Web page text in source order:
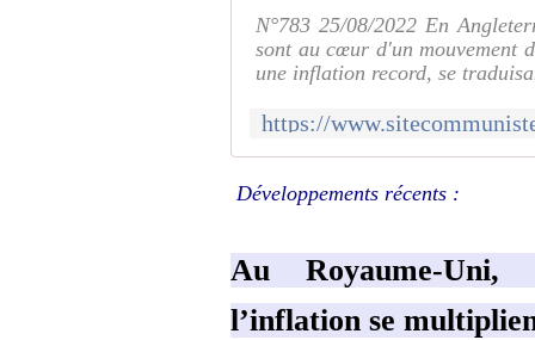
N°783 25/08/2022 En
sont au cœur d'un mouvement
une inflation record, se
Développements récents :
Au Royaume-
l’inflation se